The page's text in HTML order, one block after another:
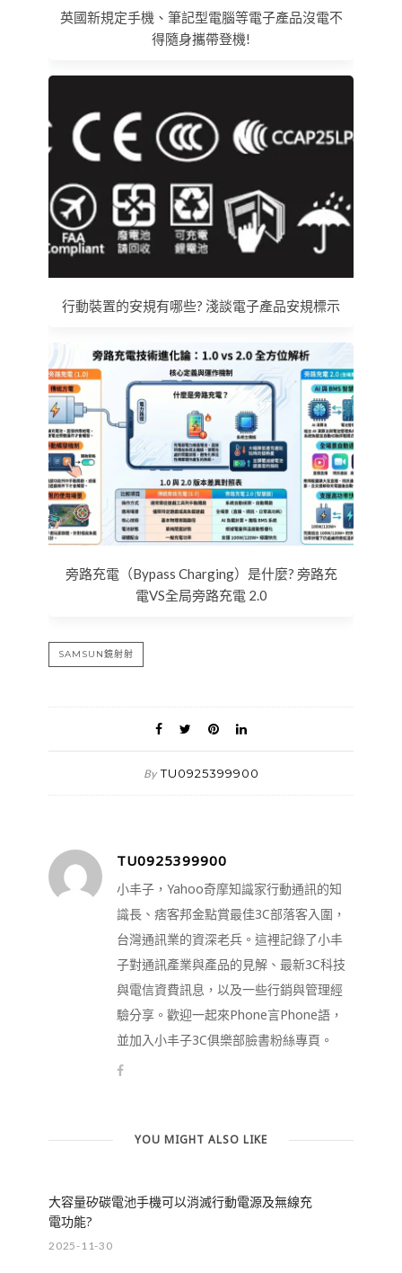
英國新規定手機、筆記型電腦等電子產品沒電不
得隨身攜帶登機!
行動裝置的安規有哪些? 淺談電子產品安規標示
旁路充電（Bypass Charging）是什麼? 旁路充
電VS全局旁路充電 2.0
SAMSUN鏡射射
By TU0925399900
TU0925399900
小丰子，Yahoo奇摩知識家行動通訊的知
識長、痞客邦金點賞最佳3C部落客入圍，
台灣通訊業的資深老兵。這裡記錄了小丰
子對通訊產業與產品的見解、最新3C科技
與電信資費訊息，以及一些行銷與管理經
驗分享。歡迎一起來Phone言Phone語，
並加入小丰子3C俱樂部臉書粉絲專頁。
YOU MIGHT ALSO LIKE
大容量矽碳電池手機可以消滅行動電源及無線充
電功能?
2025-11-30